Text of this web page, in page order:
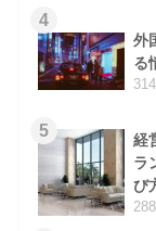
4
外
る
5
経
ラ
び